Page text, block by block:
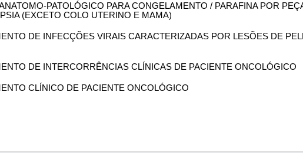
PATOLÓGICO PARA CONGELAMENTO / PARAFINA POR
(EXCETO COLO UTERINO E MAMA)
DE INFECÇÕES VIRAIS CARACTERIZADAS POR LESÕES DE
DE INTERCORRÊNCIAS CLÍNICAS DE PACIENTE ONCOLÓGICO
CLÍNICO DE PACIENTE ONCOLÓGICO